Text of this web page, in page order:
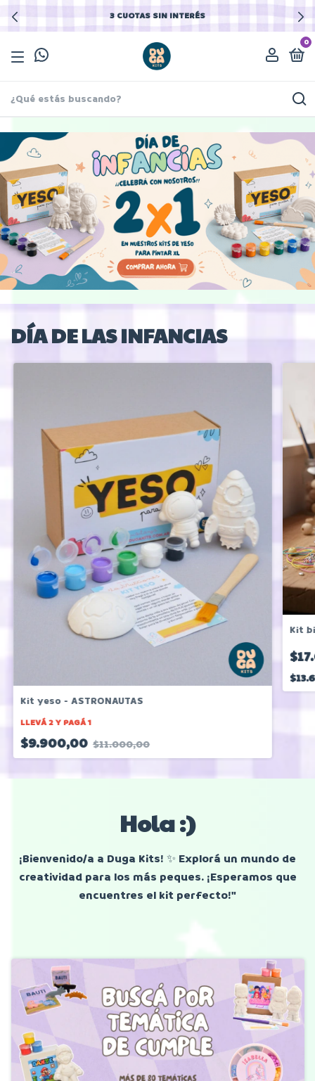
3 CUOTAS SIN INTERÉS
0
DÍA DE LAS INFANCIAS
Kit yeso - ASTRONAUTAS
LLEVÁ 2 Y PAGÁ 1
$9.900,00 $11.000,00
Kit
Hola :)
¡Bienvenido/a a Duga Kits! ✨ Explorá un mundo de
creatividad para los más peques. ¡Esperamos que
encuentres el kit perfecto!"